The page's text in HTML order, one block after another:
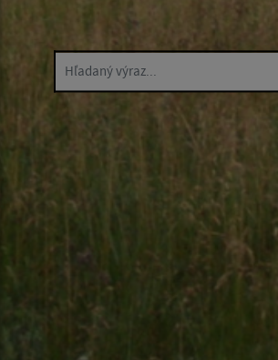
Hľadaný výraz...